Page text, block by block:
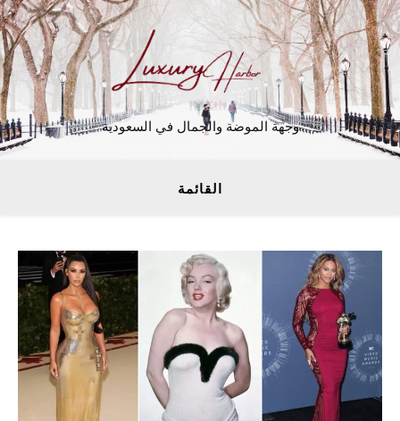
وجهة الموضة والجمال في السعودية
القائمة